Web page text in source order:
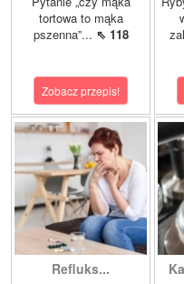
tortowa to mąka
pszenna”... ⇖ 118
Zobacz przepis!
Refluks...